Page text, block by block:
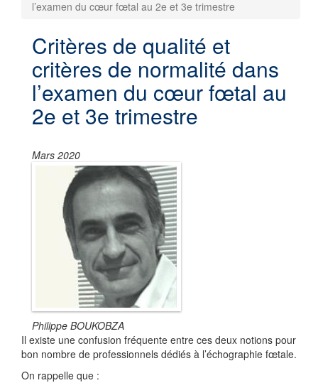
l’examen du cœur fœtal au 2e et 3e trimestre
Critères de qualité et
critères de normalité dans
l’examen du cœur fœtal au
2e et 3e trimestre
Mars 2020
Philippe BOUKOBZA
Il existe une confusion fréquente entre ces deux notions pour
bon nombre de professionnels dédiés à l’échographie fœtale.
On rappelle que :